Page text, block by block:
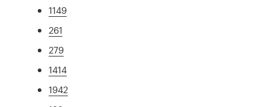
1149
261
279
1414
1942